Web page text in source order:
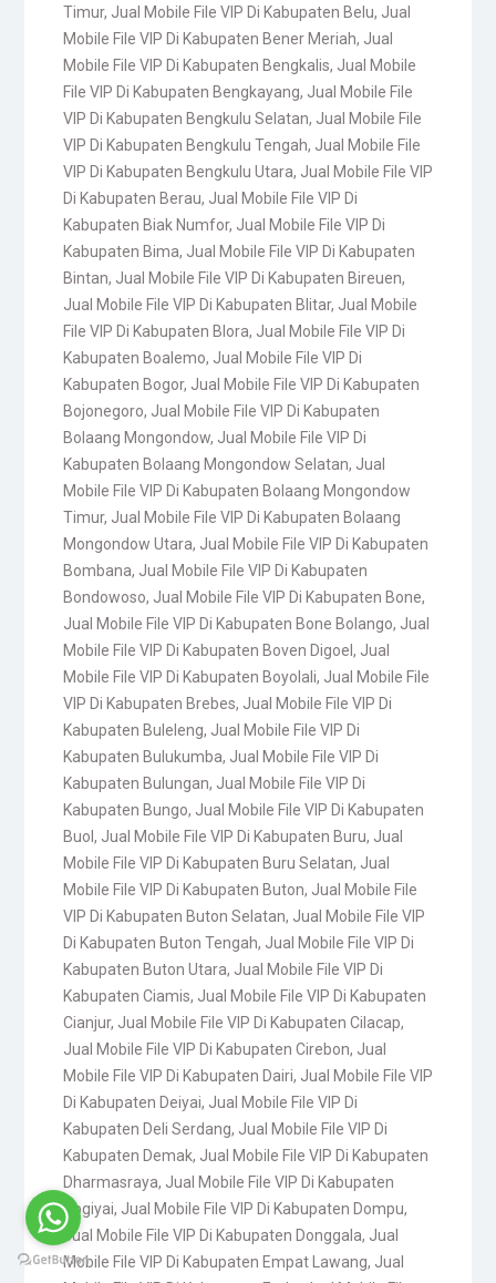
Timur, Jual Mobile File VIP Di Kabupaten Belu, Jual
Mobile File VIP Di Kabupaten Bener Meriah, Jual
Mobile File VIP Di Kabupaten Bengkalis, Jual Mobile
File VIP Di Kabupaten Bengkayang, Jual Mobile File
VIP Di Kabupaten Bengkulu Selatan, Jual Mobile File
VIP Di Kabupaten Bengkulu Tengah, Jual Mobile File
VIP Di Kabupaten Bengkulu Utara, Jual Mobile File VIP
Di Kabupaten Berau, Jual Mobile File VIP Di
Kabupaten Biak Numfor, Jual Mobile File VIP Di
Kabupaten Bima, Jual Mobile File VIP Di Kabupaten
Bintan, Jual Mobile File VIP Di Kabupaten Bireuen,
Jual Mobile File VIP Di Kabupaten Blitar, Jual Mobile
File VIP Di Kabupaten Blora, Jual Mobile File VIP Di
Kabupaten Boalemo, Jual Mobile File VIP Di
Kabupaten Bogor, Jual Mobile File VIP Di Kabupaten
Bojonegoro, Jual Mobile File VIP Di Kabupaten
Bolaang Mongondow, Jual Mobile File VIP Di
Kabupaten Bolaang Mongondow Selatan, Jual
Mobile File VIP Di Kabupaten Bolaang Mongondow
Timur, Jual Mobile File VIP Di Kabupaten Bolaang
Mongondow Utara, Jual Mobile File VIP Di Kabupaten
Bombana, Jual Mobile File VIP Di Kabupaten
Bondowoso, Jual Mobile File VIP Di Kabupaten Bone,
Jual Mobile File VIP Di Kabupaten Bone Bolango, Jual
Mobile File VIP Di Kabupaten Boven Digoel , Jual
Mobile File VIP Di Kabupaten Boyolali, Jual Mobile File
VIP Di Kabupaten Brebes, Jual Mobile File VIP Di
Kabupaten Buleleng, Jual Mobile File VIP Di
Kabupaten Bulukumba, Jual Mobile File VIP Di
Kabupaten Bulungan, Jual Mobile File VIP Di
Kabupaten Bungo, Jual Mobile File VIP Di Kabupaten
Buol , Jual Mobile File VIP Di Kabupaten Buru, Jual
Mobile File VIP Di Kabupaten Buru Selatan, Jual
Mobile File VIP Di Kabupaten Buton, Jual Mobile File
VIP Di Kabupaten Buton Selatan, Jual Mobile File VIP
Di Kabupaten Buton Tengah, Jual Mobile File VIP Di
Kabupaten Buton Utara, Jual Mobile File VIP Di
Kabupaten Ciamis, Jual Mobile File VIP Di Kabupaten
Cianjur, Jual Mobile File VIP Di Kabupaten Cilacap,
Jual Mobile File VIP Di Kabupaten Cirebon, Jual
Mobile File VIP Di Kabupaten Dairi, Jual Mobile File VIP
Di Kabupaten Deiyai, Jual Mobile File VIP Di
Kabupaten Deli Serdang, Jual Mobile File VIP Di
Kabupaten Demak, Jual Mobile File VIP Di Kabupaten
Dharmasraya, Jual Mobile File VIP Di Kabupaten
Dogiyai, Jual Mobile File VIP Di Kabupaten Dompu,
Jual Mobile File VIP Di Kabupaten Donggala, Jual
Mobile File VIP Di Kabupaten Empat Lawang, Jual